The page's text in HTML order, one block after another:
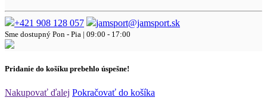
+421 908 128 057 jamsport@jamsport.sk
Sme dostupný Pon - Pia | 09:00 - 17:00
Pridanie do košíku prebehlo úspešne!
Nakupovať ďalej Pokračovať do košíka